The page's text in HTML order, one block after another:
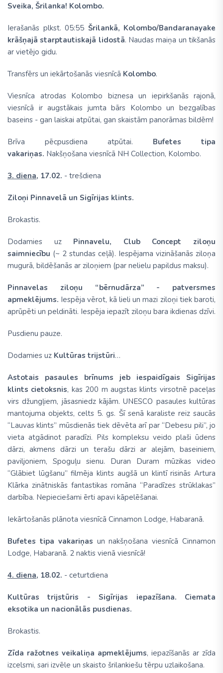
Sveika, Šrilanka! Kolombo.
Ierašanās plkst. 05:55 Šrilankā, Kolombo/Bandaranayake
krāšņajā starptautiskajā lidostā. Naudas maiņa un tikšanās
ar vietējo gidu.
Transfērs un iekārtošanās viesnīcā Kolombo.
Viesnīca atrodas Kolombo biznesa un iepirkšanās rajonā,
viesnīcā ir augstākais jumta bārs Kolombo un bezgalības
baseins - gan laiskai atpūtai, gan skaistām panorāmas bildēm!
Brīva pēcpusdiena atpūtai.
Bufetes tipa
vakariņas. Nakšņošana viesnīcā NH Collection, Kolombo.
3. diena, 17.02. - trešdiena
Ziloņi Pinnavelā un Sigīrijas klints.
Brokastis.
Dodamies uz
Pinnavelu, Club Concept ziloņu
saimniecību (~ 2 stundas ceļā). Iespējama vizināšanās ziloņa
mugurā, bildēšanās ar ziloņiem (par nelielu papildus maksu).
Pinnavelas ziloņu “bērnudārza” - patversmes
apmeklējums. Iespēja vērot, kā lieli un mazi ziloņi tiek baroti,
aprūpēti un peldināti. Iespēja iepazīt ziloņu bara ikdienas dzīvi.
Pusdienu pauze.
Dodamies uz Kultūras trijstūri…
Astotais pasaules brīnums jeb iespaidīgais Sigīrijas
klints cietoksnis, kas 200 m augstas klints virsotnē paceļas
virs džungļiem, jāsasniedz kājām. UNESCO pasaules kultūras
mantojuma objekts, celts 5. gs. Šī senā karaliste reiz saucās
“Lauvas klints” mūsdienās tiek dēvēta arī par “Debesu pili”, jo
vieta atgādinot paradīzi. Pils kompleksu veido plaši ūdens
dārzi, akmens dārzi un terašu dārzi ar alejām, baseiniem,
paviljoniem, Spoguļu sienu. Duran Duram mūzikas video
“Glābiet lūgšanu” filmēja klints augšā un klintī risinās Artura
Klārka zinātniskās fantastikas romāna “Paradīzes strūklakas”
darbība. Nepieciešami ērti apavi kāpelēšanai.
Iekārtošanās plānota viesnīcā Cinnamon Lodge, Habaranā.
Bufetes tipa vakariņas un nakšņošana viesnīcā Cinnamon
Lodge, Habaranā. 2 naktis vienā viesnīcā!
4. diena, 18.02. - ceturtdiena
Kultūras trijstūris - Sigīrijas iepazīšana. Ciemata
eksotika un nacionālās pusdienas.
Brokastis.
Zīda ražotnes veikaliņa apmeklējums, iepazīšanās ar zīda
izcelsmi, sari izvēle un skaisto šrilankiešu tērpu uzlaikošana.